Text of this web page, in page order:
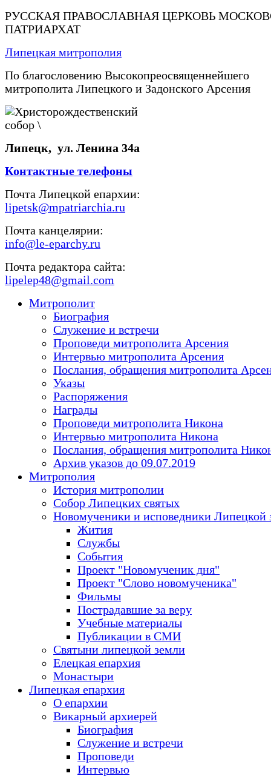
РУССКАЯ ПРАВОСЛАВНАЯ ЦЕРКОВЬ
ПАТРИАРХАТ
Липецкая митрополия
По благословению Высокопреосвященнейшего
митрополита Липецкого и Задонского Арсения
Липецк, ул. Ленина 34а
Контактные телефоны
Почта Липецкой епархии:
lipetsk@mpatriarchia.ru
Почта канцелярии:
info@le-eparchy.ru
Почта редактора сайта:
lipelep48@gmail.com
Митрополит
Биография
Служение и встречи
Проповеди митрополита Арсения
Интервью митрополита Арсения
Послания, обращения митрополита
Указы
Распоряжения
Награды
Проповеди митрополита Никона
Интервью митрополита Никона
Послания, обращения митрополита
Архив указов до 09.07.2019
Митрополия
История митрополии
Собор Липецких святых
Новомученики и исповедники Липецкой
Жития
Службы
События
Проект "Новомученик дня"
Проект "Слово новомученика"
Фильмы
Пострадавшие за веру
Учебные материалы
Публикации в СМИ
Святыни липецкой земли
Елецкая епархия
Монастыри
Липецкая епархия
О епархии
Викарный архиерей
Биография
Служение и встречи
Проповеди
Интервью